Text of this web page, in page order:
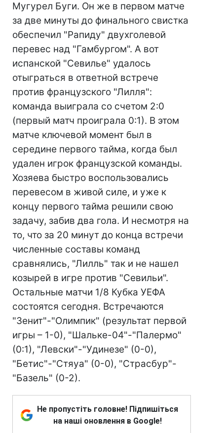
Мугурел Буги. Он же в первом матче
за две минуты до финального свистка
обеспечил "Рапиду" двухголевой
перевес над "Гамбургом". А вот
испанской "Севилье" удалось
отыграться в ответной встрече
против французского "Лилля":
команда выиграла со счетом 2:0
(первый матч проиграла 0:1). В этом
матче ключевой момент был в
середине первого тайма, когда был
удален игрок французской команды.
Хозяева быстро воспользовались
перевесом в живой силе, и уже к
концу первого тайма решили свою
задачу, забив два гола. И несмотря на
то, что за 20 минут до конца встречи
численные составы команд
сравнялись, "Лилль" так и не нашел
козырей в игре против "Севильи".
Остальные матчи 1/8 Кубка УЕФА
состоятся сегодня. Встречаются
"Зенит"-"Олимпик" (результат первой
игры – 1-0), "Шальке-04"-"Палермо"
(0:1), "Левски"-"Удинезе" (0-0),
"Бетис"-"Стяуа" (0-0), "Страсбур"-
"Базель" (0-2).
Не пропустіть головне! Підпишіться
на наші оновлення в Google!